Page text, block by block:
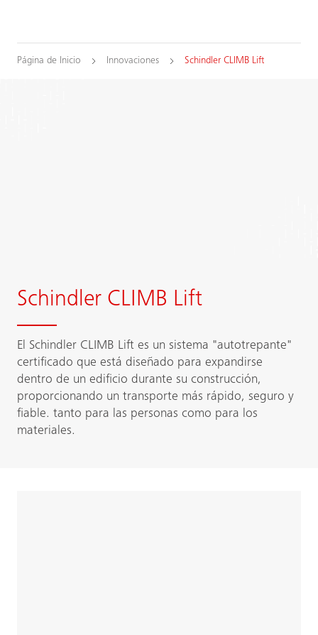
Página de Inicio Innovaciones Schindler CLIMB Lift
Schindler CLIMB Lift
El Schindler CLIMB Lift es un sistema "autotrepante"
certificado que está diseñado para expandirse
dentro de un edificio durante su construcción,
proporcionando un transporte más rápido, seguro y
fiable. tanto para las personas como para los
materiales.